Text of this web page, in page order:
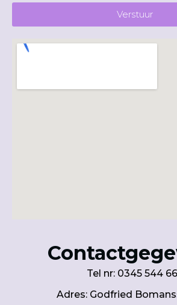
Verstuur
Tel nr: 0345 544
Adres: Godfried